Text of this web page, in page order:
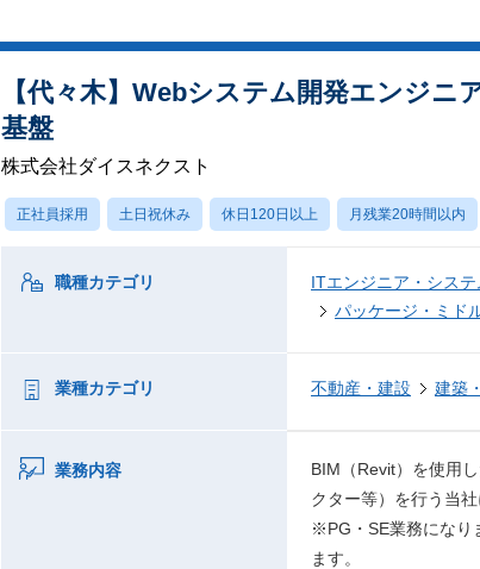
【代々木】Webシステム開発エンジ
基盤
株式会社ダイスネクスト
正社員採用 土日祝休み 休日120日以上 月残業20時間以内
職種カテゴリ ITエンジニア・シス
パッケージ・ミド
業種カテゴリ 不動産・建設 建築
業務内容
BIM（Revit）を使用
クター等）を行う当
※PG・SE業務になり
ます。